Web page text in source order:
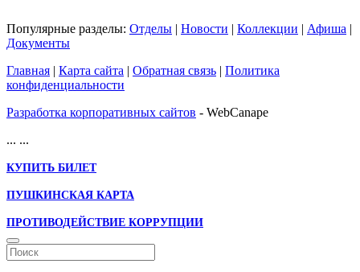
Популярные разделы: Отделы | Новости | Коллекции | Афиша |
Документы
Главная | Карта сайта | Обратная связь | Политика
конфиденциальности
Разработка корпоративных сайтов - WebCanape
... ...
КУПИТЬ БИЛЕТ
ПУШКИНСКАЯ КАРТА
ПРОТИВОДЕЙСТВИЕ КОРРУПЦИИ